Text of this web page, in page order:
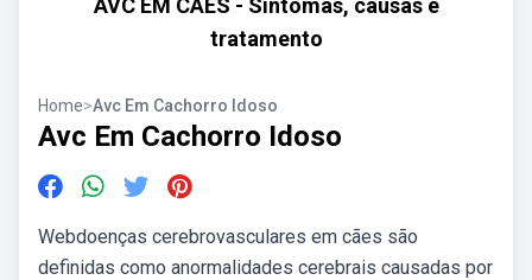
AVC EM CÃES - Sintomas, causas e
tratamento
Home>Avc Em Cachorro Idoso
Avc Em Cachorro Idoso
Webdoenças cerebrovasculares em cães são
definidas como anormalidades cerebrais causadas por